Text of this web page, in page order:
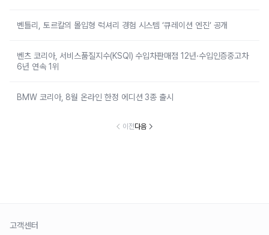
벤틀리, 토르칼의 몰입형 럭셔리 경험 시스템 ‘큐레이션 엔진’ 공개
벤츠 코리아, 서비스품질지수(KSQI) 수입차판매점 12년·수입인증중고차
6년 연속 1위
BMW 코리아, 8월 온라인 한정 에디션 3종 출시
이전다음
고객센터